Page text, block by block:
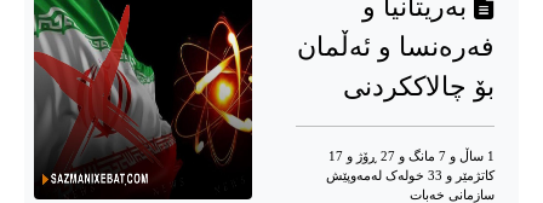
بەریتانیا و
فەرەنسا و ئەڵمان
بۆ چالاککردنی
1 ساڵ و 7 مانگ و 27 ڕۆژ و 17
کاتژمێر و 33 خوله‌ک له‌مه‌وپێش‌
سازمانی خەبات